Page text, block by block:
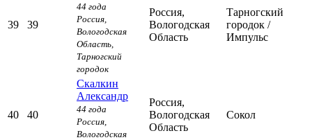
39 39
44 года
Россия,
Вологодская
Область,
Тарногский
городок
Россия,
Вологодская
Область
Тарногский
городок /
Импульс
40 40
Скалкин
Александр
44 года
Россия,
Вологодская
Россия,
Вологодская
Область
Сокол